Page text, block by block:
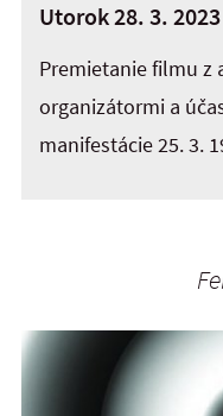
Utorok 28. 3.
Premietanie filmu z
organizátormi a
manifestácie 25. 3.